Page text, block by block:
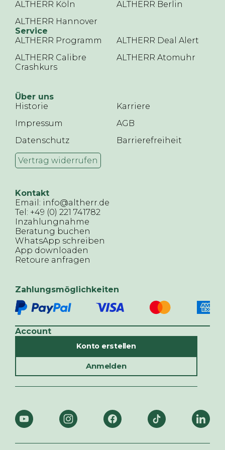
ALTHERR Köln
ALTHERR Berlin
ALTHERR Hannover
Service
ALTHERR Programm
ALTHERR Deal Alert
ALTHERR Calibre
Crashkurs
ALTHERR Atomuhr
Über uns
Historie
Karriere
Impressum
AGB
Datenschutz
Barrierefreiheit
Vertrag widerrufen
Kontakt
Email: info@altherr.de
Tel: +49 (0) 221 741782
Inzahlungnahme
Beratung buchen
WhatsApp schreiben
App downloaden
Retoure anfragen
Zahlungsmöglichkeiten
Account
Konto erstellen
Anmelden